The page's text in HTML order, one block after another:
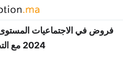
2024 مع التصحيح